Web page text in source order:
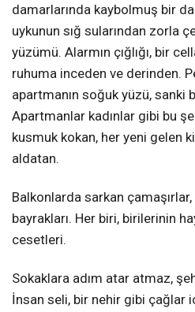
damarlarında kaybolmuş bir
uykunun sığ sularından zorla
yüzümü. Alarmın çığlığı, bir
ruhuma inceden ve derinden.
apartmanın soğuk yüzü, sanki
Apartmanlar kadınlar gibi bu
kusmuk kokan, her yeni gelen
aldatan.
Balkonlarda sarkan
bayrakları. Her biri, birilerinin
cesetleri.
Sokaklara adım atar atmaz,
İnsan seli, bir nehir gibi çağlar